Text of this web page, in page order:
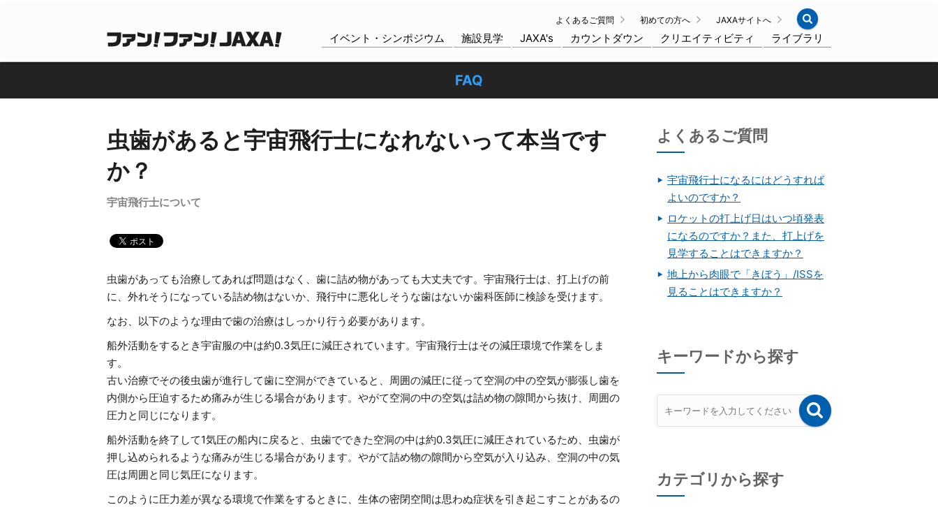
よくあるご質問 初めての方へ JAXAサイトへ
イベント・シンポジウム 施設見学 JAXA's カウントダウン クリエイティビティ ライブラリ
FAQ
虫歯があると宇宙飛行士になれないって本当です
か？
宇宙飛行士について
虫歯があっても治療してあれば問題はなく、歯に詰め物があっても大丈夫です。宇宙飛行士は、打上げの前
に、外れそうになっている詰め物はないか、飛行中に悪化しそうな歯はないか歯科医師に検診を受けます。
なお、以下のような理由で歯の治療はしっかり行う必要があります。
船外活動をするとき宇宙服の中は約0.3気圧に減圧されています。宇宙飛行士はその減圧環境で作業をしま
す。
古い治療でその後虫歯が進行して歯に空洞ができていると、周囲の減圧に従って空洞の中の空気が膨張し歯を
内側から圧迫するため痛みが生じる場合があります。やがて空洞の中の空気は詰め物の隙間から抜け、周囲の
圧力と同じになります。
船外活動を終了して1気圧の船内に戻ると、虫歯でできた空洞の中は約0.3気圧に減圧されているため、虫歯が
押し込められるような痛みが生じる場合があります。やがて詰め物の隙間から空気が入り込み、空洞の中の気
圧は周囲と同じ気圧になります。
このように圧力差が異なる環境で作業をするときに、生体の密閉空間は思わぬ症状を引き起こすことがあるの
よくあるご質問
宇宙飛行士になるにはどうすれば
よいのですか？
ロケットの打上げ日はいつ頃発表
になるのですか？また、打上げを
見学することはできますか？
地上から肉眼で「きぼう」/ISSを
見ることはできますか？
キーワードから探す
カテゴリから探す